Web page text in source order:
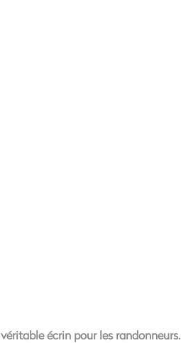
écrin pour les randonneurs.